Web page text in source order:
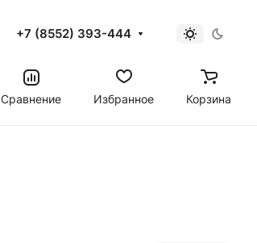
+7 (8552) 393-444
Сравнение Избранное Корзина